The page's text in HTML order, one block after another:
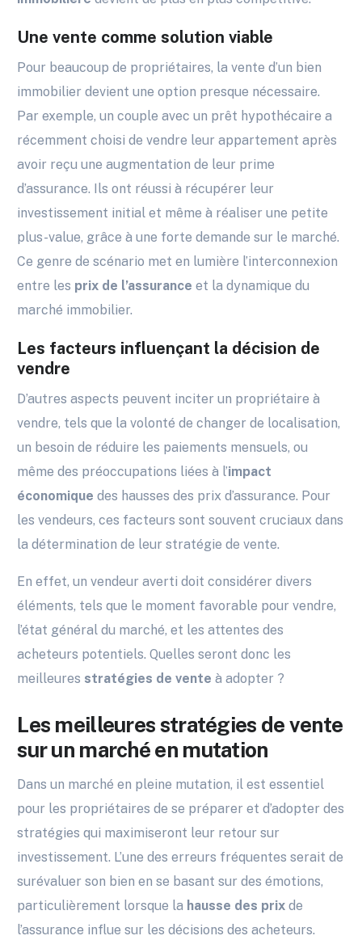
Une vente comme solution viable
Pour beaucoup de propriétaires, la vente d’un bien
immobilier devient une option presque nécessaire.
Par exemple, un couple avec un prêt hypothécaire a
récemment choisi de vendre leur appartement après
avoir reçu une augmentation de leur prime
d’assurance. Ils ont réussi à récupérer leur
investissement initial et même à réaliser une petite
plus-value, grâce à une forte demande sur le marché.
Ce genre de scénario met en lumière l’interconnexion
entre les prix de l’assurance et la dynamique du
marché immobilier.
Les facteurs influençant la décision de
vendre
D’autres aspects peuvent inciter un propriétaire à
vendre, tels que la volonté de changer de localisation,
un besoin de réduire les paiements mensuels, ou
même des préoccupations liées à l’impact
économique des hausses des prix d’assurance. Pour
les vendeurs, ces facteurs sont souvent cruciaux dans
la détermination de leur stratégie de vente.
En effet, un vendeur averti doit considérer divers
éléments, tels que le moment favorable pour vendre,
l’état général du marché, et les attentes des
acheteurs potentiels. Quelles seront donc les
meilleures stratégies de vente à adopter ?
Les meilleures stratégies de vente
sur un marché en mutation
Dans un marché en pleine mutation, il est essentiel
pour les propriétaires de se préparer et d’adopter des
stratégies qui maximiseront leur retour sur
investissement. L’une des erreurs fréquentes serait de
surévaluer son bien en se basant sur des émotions,
particulièrement lorsque la hausse des prix de
l’assurance influe sur les décisions des acheteurs.